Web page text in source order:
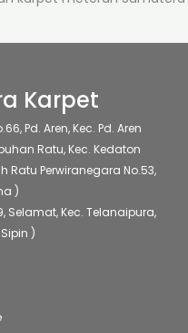
Karpet
Pd. Aren, Kec. Pd. Aren
Ratu, Kec. Kedaton
Ratu Perwiranegara No.53,
)
Selamat, Kec. Telanaipura,
)